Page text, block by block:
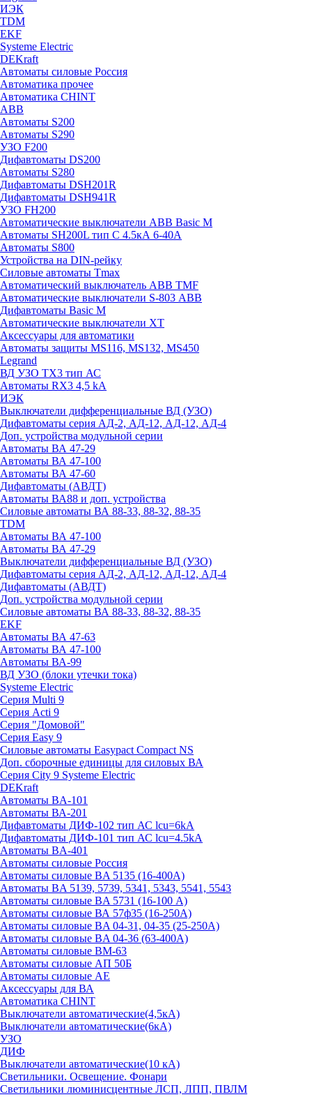
ИЭК
TDM
EKF
Systeme Electric
DEKraft
Автоматы силовые Россия
Автоматика прочее
Автоматика CHINT
ABB
Автоматы S200
Автоматы S290
УЗО F200
Дифавтоматы DS200
Автоматы S280
Дифавтоматы DSH201R
Дифавтоматы DSH941R
УЗО FH200
Автоматические выключатели ABB Basic M
Автоматы SH200L тип С 4.5кА 6-40А
Автоматы S800
Устройства на DIN-рейку
Силовые автоматы Tmax
Автоматический выключатель ABB TMF
Автоматические выключатели S-803 АВВ
Дифавтоматы Basic M
Автоматические выключатели XT
Аксессуары для автоматики
Автоматы защиты MS116, MS132, MS450
Legrand
ВД УЗО TX3 тип АС
Автоматы RX3 4,5 kA
ИЭК
Выключатели дифференциальные ВД (УЗО)
Дифавтоматы серия АД-2, АД-12, АД-12, АД-4
Доп. устройства модульной серии
Автоматы ВА 47-29
Автоматы ВА 47-100
Автоматы ВА 47-60
Дифавтоматы (АВДТ)
Автоматы ВА88 и доп. устройства
Силовые автоматы ВА 88-33, 88-32, 88-35
TDM
Автоматы ВА 47-100
Автоматы ВА 47-29
Выключатели дифференциальные ВД (УЗО)
Дифавтоматы серия АД-2, АД-12, АД-12, АД-4
Дифавтоматы (АВДТ)
Доп. устройства модульной серии
Силовые автоматы ВА 88-33, 88-32, 88-35
EKF
Автоматы ВА 47-63
Автоматы ВА 47-100
Автоматы ВА-99
ВД УЗО (блоки утечки тока)
Systeme Electric
Серия Multi 9
Серия Acti 9
Серия "Домовой"
Серия Easy 9
Силовые автоматы Easypact Compact NS
Доп. сборочные единицы для силовых ВА
Серия City 9 Systeme Electric
DEKraft
Автоматы BA-101
Автоматы ВА-201
Дифавтоматы ДИФ-102 тип АС lcu=6kA
Дифавтоматы ДИФ-101 тип АС lcu=4.5kA
Автоматы BA-401
Автоматы силовые Россия
Автоматы силовые BA 5135 (16-400А)
Автоматы BA 5139, 5739, 5341, 5343, 5541, 5543
Автоматы силовые BA 5731 (16-100 А)
Автоматы силовые ВА 57ф35 (16-250А)
Автоматы силовые BA 04-31, 04-35 (25-250А)
Автоматы силовые BA 04-36 (63-400А)
Автоматы силовые ВМ-63
Автоматы силовые АП 50Б
Автоматы силовые АЕ
Аксессуары для ВА
Автоматика CHINT
Выключатели автоматические(4,5кА)
Выключатели автоматические(6кА)
УЗО
ДИФ
Выключатели автоматические(10 кА)
Светильники. Освещение. Фонари
Светильники люминисцентные ЛСП, ЛПП, ПВЛМ